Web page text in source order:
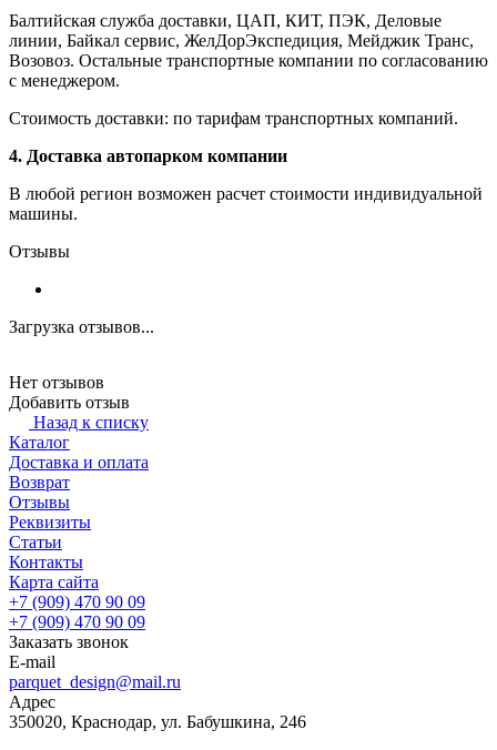
Балтийская служба доставки, ЦАП, КИТ, ПЭК, Деловые
линии, Байкал сервис, ЖелДорЭкспедиция, Мейджик Транс,
Возовоз. Остальные транспортные компании по согласованию
с менеджером.
Стоимость доставки: по тарифам транспортных компаний.
4. Доставка автопарком компании
В любой регион возможен расчет стоимости индивидуальной
машины.
Отзывы
Загрузка отзывов...
Нет отзывов
Добавить отзыв
Назад к списку
Каталог
Доставка и оплата
Возврат
Отзывы
Реквизиты
Статьи
Контакты
Карта сайта
+7 (909) 470 90 09
+7 (909) 470 90 09
Заказать звонок
E-mail
parquet_design@mail.ru
Адрес
350020, Краснодар, ул. Бабушкина, 246